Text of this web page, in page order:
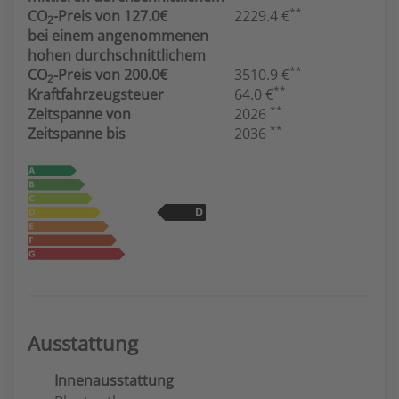
CO2-Preis von 127.0€ 2229.4 €**
bei einem angenommenen
hohen durchschnittlichem
CO2-Preis von 200.0€ 3510.9 €**
Kraftfahrzeugsteuer 64.0 €**
Zeitspanne von 2026 **
Zeitspanne bis 2036 **
Ausstattung
Innenausstattung